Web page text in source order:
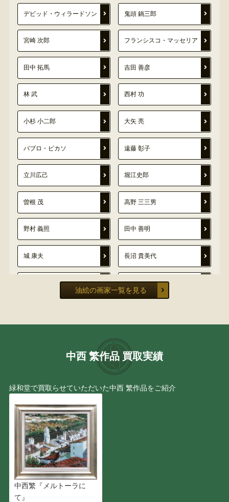
デビッド・ウィラードソン 鬼頭 鍋三郎
宮崎 次郎 フランシスコ・マッセリア
田中 拓馬 吉田 善彦
林 武 西村 功
小杉 小二郎 大矢 亮
パブロ・ピカソ 遠藤 彰子
立川広己 堀江史郎
曽根 茂 高野 三三男
野村 義照 田中 善明
城 康夫 長沼 貴美代
楢原 健三
（Andre Vigud）
平田 ゆたか
井上 圭史
古畑 雅規
ネイト・ジョルジオ
油絵の画家一覧を見る
中西 繁作品 買取実績
緑和堂で買取らせていただいた中西 繁作品をご紹介
中西繁『メルトーラに
て』